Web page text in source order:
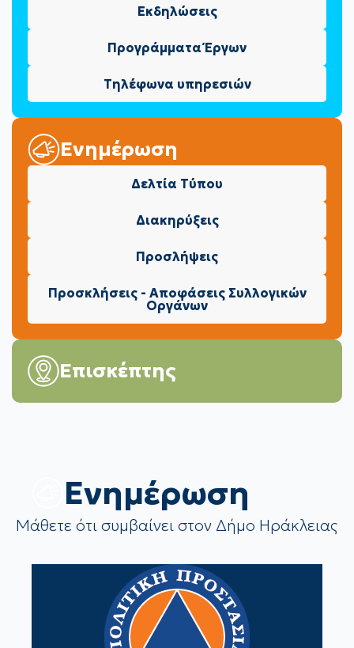
Εκδηλώσεις
Προγράμματα Έργων
Τηλέφωνα υπηρεσιών
Ενημέρωση
Δελτία Τύπου
Διακηρύξεις
Προσλήψεις
Προσκλήσεις - Αποφάσεις Συλλογικών
Οργάνων
Επισκέπτης
Eνημέρωση
Μάθετε ότι συμβαίνει στον Δήμο Ηράκλειας